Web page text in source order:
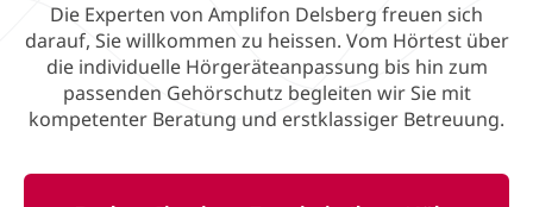
Die Experten von Amplifon Delsberg freuen sich
darauf, Sie willkommen zu heissen. Vom Hörtest über
die individuelle Hörgeräteanpassung bis hin zum
passenden Gehörschutz begleiten wir Sie mit
kompetenter Beratung und erstklassiger Betreuung.